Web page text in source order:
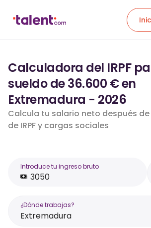
Calculadora del IRPF
sueldo de 36.600 € en
Extremadura - 2026
Calcula tu salario neto después
de IRPF y cargas sociales
Introduce tu ingreso bruto
¿Dónde trabajas?
Extremadura